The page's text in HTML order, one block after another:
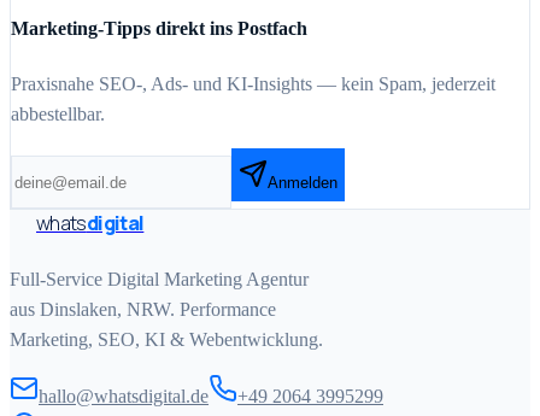
Marketing-Tipps direkt ins Postfach
Praxisnahe SEO-, Ads- und KI-Insights — kein Spam, jederzeit
abbestellbar.
Anmelden
whatsdigital
Full-Service Digital Marketing Agentur
aus Dinslaken, NRW. Performance
Marketing, SEO, KI & Webentwicklung.
hallo@whatsdigital.de
+49 2064 3995299